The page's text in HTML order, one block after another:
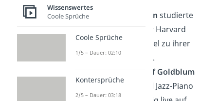
🎓
Natalie Portman studierte
Psychologie an der Harvard
University — parallel zu ihrer
Schauspielkarriere.
Jeff Goldblum
spielt professionell Jazz-Piano
Wissenswertes
Coole Sprüche
Coole Sprüche
1/5 – Dauer: 02:10
Kontersprüche
2/5 – Dauer: 03:18